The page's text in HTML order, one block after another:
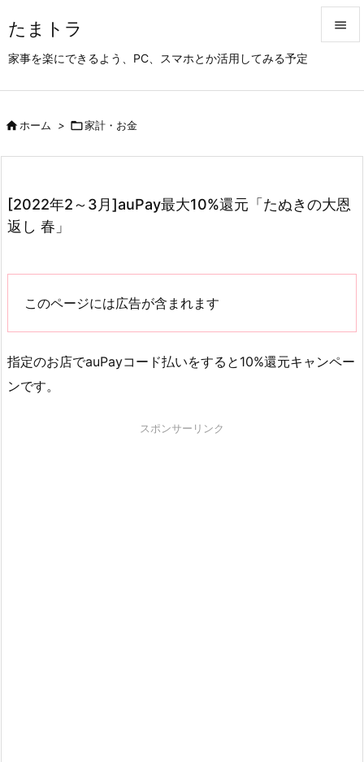
たまトラ
家事を楽にできるよう、PC、スマホとか活用してみる予定

前へ
次へ
ホーム > 家計・お金
[2022年2～3月]auPay最大10%還元「たぬきの大恩
返し 春」
このページには広告が含まれます
指定のお店でauPayコード払いをすると10%還元キャンペー
ンです。
スポンサーリンク